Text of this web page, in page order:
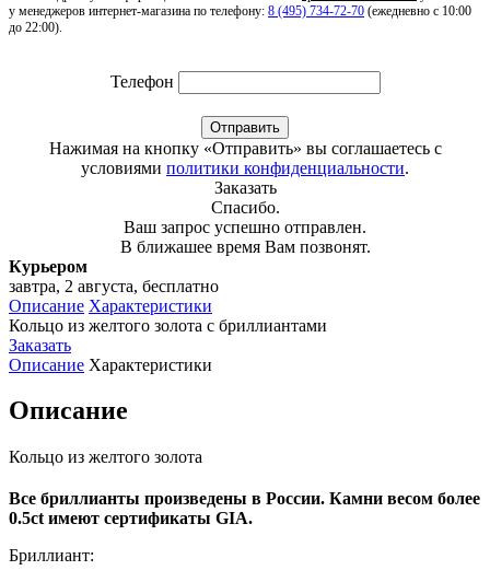
у менеджеров интернет-магазина по телефону: 8 (495) 734-72-70 (ежедневно с 10:00
до 22:00).
Телефон
Отправить
Нажимая на кнопку «Отправить» вы соглашаетесь с
условиями политики конфиденциальности.
Заказать
Спасибо.
Ваш запрос успешно отправлен.
В ближашее время Вам позвонят.
Курьером
завтра, 2 августа, бесплатно
Описание Характеристики
Кольцо из желтого золота с бриллиантами
Заказать
Описание Характеристики
Описание
Кольцо из желтого золота
Все бриллианты произведены в России. Камни весом более
0.5ct имеют сертификаты GIA.
Бриллиант: